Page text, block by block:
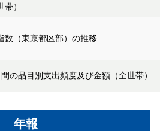
年報
）
数（東京都区部）の推移
の品目別支出頻度及び金額（全世帯）